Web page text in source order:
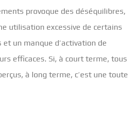
provoque des déséquilibres,
utilisation excessive de certains
un manque d’activation de
efficaces. Si, à court terme, tous
à long terme, c’est une toute